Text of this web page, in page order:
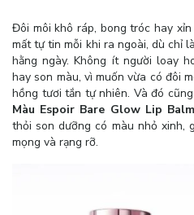
Đôi môi khô ráp, bong tróc hay
mất tự tin mỗi khi ra ngoài, dù chỉ
hằng ngày. Không ít người loay
hay son màu, vì muốn vừa có đôi
hồng tươi tắn tự nhiên. Và đó
Màu Espoir Bare Glow Lip
thỏi son dưỡng có màu nhỏ xinh,
mọng và rạng rỡ.